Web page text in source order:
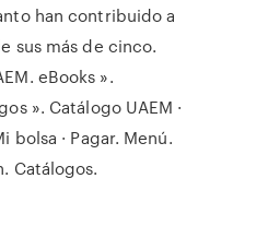
han contribuido a
sus más de cinco.
eBooks ».
». Catálogo UAEM ·
bolsa · Pagar. Menú.
Catálogos.